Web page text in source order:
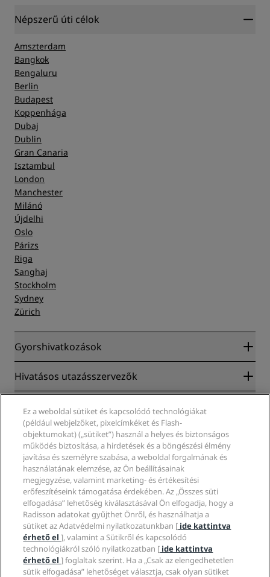
Népszerű úti célok
Amszterdam
Bangkok
Bengaluru
Berlin
Budapest
Koppenhága
Dubaj
Dublin
Gran Canaria
Isztambul
London
Manchester
Milánó
Újdelhi
Oslo
Párizs
Riga
Sanghaj
Stockholm
Sydney
Zürich
Gyorshivatkozások
Radisson Rewards
Úti célok
Új és hamarosan elérhető szállodák
Radisson Hotels-alkalmazás
Sportszállodák
Családbarát szállodák
Egészség és biztonság
Hivatásos utazásszervezők
Utazási ügynökök
Vállalati
Radisson Hotel Group
Média
Karrierlehetőségek az RHG-nál
Karrierlehetőségek a PPHE-nél
Karrierlehetőségek az EHL-nél
The Club by RHG
Üzletfejlesztés
Felelős üzletvitel
Beszerzés
Jogi nyilatkozat
Adatvédelmi Központ
Jogi nyilatkozat
A Radisson Rewards szerződési feltételei
Webhelyhasználati szerződés
Digitális akadálymentesítés
Modern rabszolgaság-nyilatkozat
Súgó
Fogyasztóvédelmi felhívások
Kapcsolat
GYIK
Oldaltérkép
Közösségi média
Radisson Hotels-márkák
Ez a weboldal sütiket és kapcsolódó technológiákat
(például webjelzőket, pixelcímkéket és Flash-
objektumokat) („sütiket”) használ a helyes és biztonságos
működés biztosítása, a hirdetések és a böngészési élmény
javítása és személyre szabása, a weboldal forgalmának és
használatának elemzése, az Ön beállításainak
megjegyzése, valamint marketing- és értékesítési
erőfeszítéseink támogatása érdekében. Az „Összes süti
elfogadása” lehetőség kiválasztásával Ön elfogadja, hogy a
Radisson adatokat gyűjthet Önről, és használhatja a
sütiket az Adatvédelmi nyilatkozatunkban [ ide kattintva
érhető el], valamint a Sütikről és kapcsolódó
technológiákról szóló nyilatkozatban [ ide kattintva
érhető el] foglaltak szerint. Ha a „Csak az elengedhetetlen
sütik elfogadása” lehetőséget választja, csak olyan sütiket